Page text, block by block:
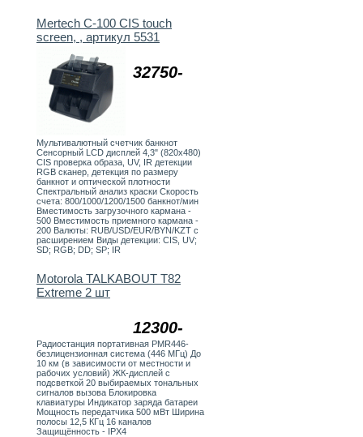
32750-
Mertech C-100 CIS touch
screen, , артикул 5531
Мультивалютный счетчик банкнот
Сенсорный LCD дисплей 4,3" (820х480)
CIS проверка образа, UV, IR детекции
RGB сканер, детекция по размеру
банкнот и оптической плотности
Спектральный анализ краски Скорость
счета: 800/1000/1200/1500 банкнот/мин
Вместимость загрузочного кармана -
500 Вместимость приемного кармана -
200 Валюты: RUB/USD/EUR/BYN/KZT с
расширением Виды детекции: CIS, UV;
SD; RGB; DD; SP; IR
12300-
Motorola TALKABOUT T82
Extreme 2 шт
Радиостанция портативная PMR446-
безлицензионная система (446 МГц) До
10 км (в зависимости от местности и
рабочих условий) ЖК-дисплей с
подсветкой 20 выбираемых тональных
сигналов вызова Блокировка
клавиатуры Индикатор заряда батареи
Мощность передатчика 500 мВт Ширина
полосы 12,5 КГц 16 каналов
Защищённость - IPX4